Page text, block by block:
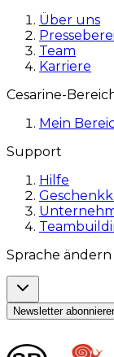
Über uns
Team
Karriere
Cesarine-
Mein
Support
Hilfe
Sprache ändern
Newsletter